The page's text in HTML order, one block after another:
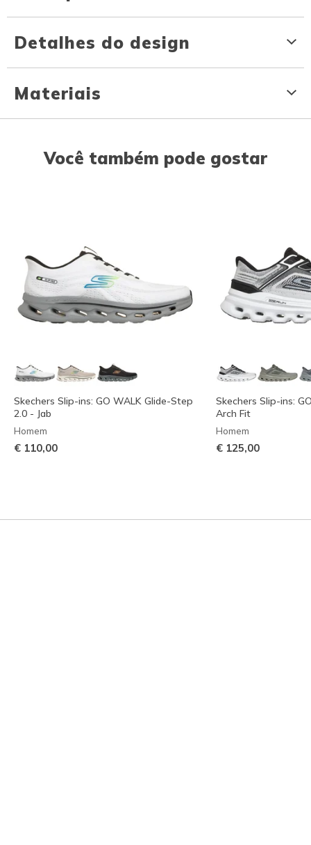
Detalhes do design
Materiais
Você também pode gostar
Skechers Slip-ins: GO WALK Glide-Step
2.0 - Jab
Homem
€ 110,00
Skechers Slip-ins:
Arch Fit
Homem
€ 125,00